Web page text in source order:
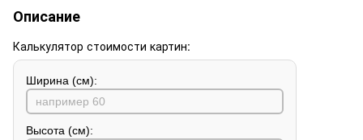
Описание
Калькулятор стоимости картин:
Ширина (см):
Высота (см):